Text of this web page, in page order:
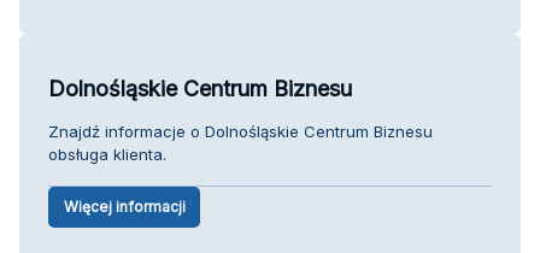
Dolnośląskie Centrum Biznesu
Znajdź informacje o Dolnośląskie Centrum Biznesu
obsługa klienta.
Więcej informacji